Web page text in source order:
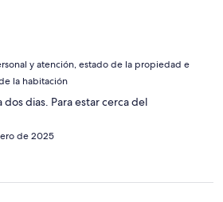
y atención, estado de la propiedad e
la habitación
dias. Para estar cerca del
de 2025